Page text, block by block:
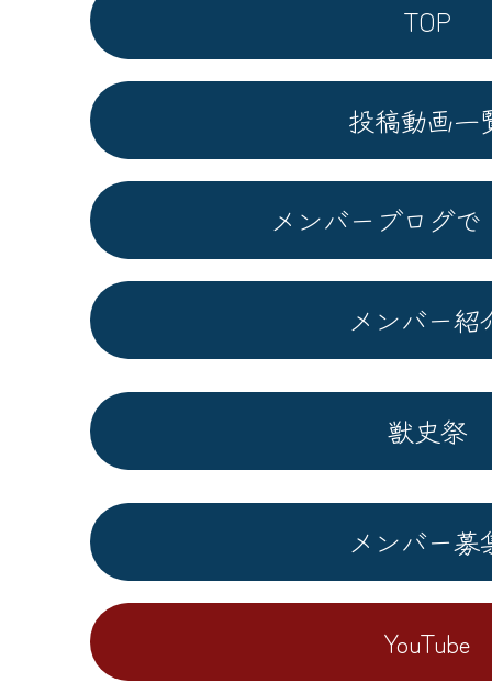
TOP
投稿動画一
メンバーブログで
メンバー紹
獣史祭
メンバー募
YouTube